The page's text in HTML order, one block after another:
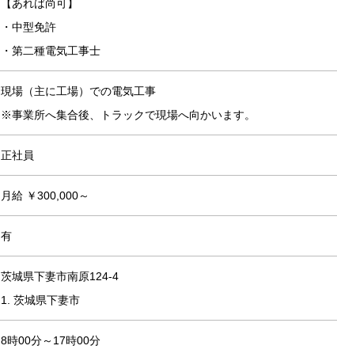
【あれば尚可】
・中型免許
・第二種電気工事士
現場（主に工場）での電気工事
※事業所へ集合後、トラックで現場へ向かいます。
正社員
月給 ￥300,000～
有
茨城県下妻市南原124-4
1. 茨城県下妻市
8時00分～17時00分